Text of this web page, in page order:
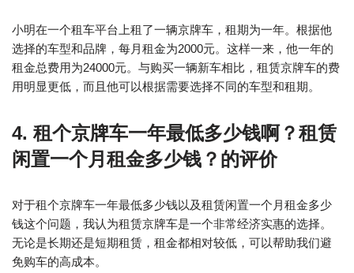
小明在一个租车平台上租了一辆京牌车，租期为一年。根据他
选择的车型和品牌，每月租金为2000元。这样一来，他一年的
租金总费用为24000元。与购买一辆新车相比，租赁京牌车的费
用明显更低，而且他可以根据需要选择不同的车型和租期。
4. 租个京牌车一年最低多少钱啊？租赁
闲置一个月租金多少钱？的评价
对于租个京牌车一年最低多少钱以及租赁闲置一个月租金多少
钱这个问题，我认为租赁京牌车是一个非常经济实惠的选择。
无论是长期还是短期租赁，租金都相对较低，可以帮助我们避
免购车的高成本。